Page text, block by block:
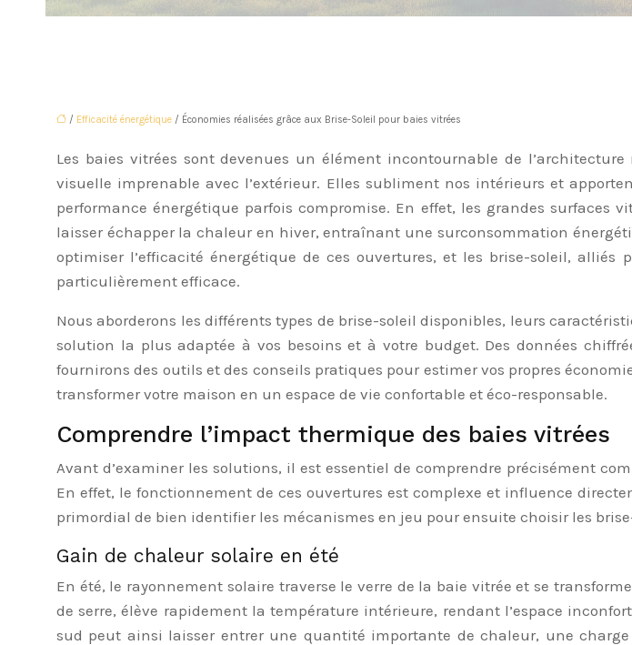
/ Efficacité énergétique / Économies réalisées grâce aux Brise-Soleil pour baies vitrées
Les baies vitrées sont devenues un élément incontournable de
visuelle imprenable avec l’extérieur. Elles subliment nos intérieurs et
performance énergétique parfois compromise. En effet, les grandes
laisser échapper la chaleur en hiver, entraînant une surconsommation
optimiser l’efficacité énergétique de ces ouvertures, et les brise-soleil,
particulièrement efficace.
Nous aborderons les différents types de brise-soleil disponibles, leurs
solution la plus adaptée à vos besoins et à votre budget. Des données
fournirons des outils et des conseils pratiques pour estimer vos propres
transformer votre maison en un espace de vie confortable et éco-responsable.
Comprendre l’impact thermique des baies vitrées
Avant d’examiner les solutions, il est essentiel de comprendre précisément
En effet, le fonctionnement de ces ouvertures est complexe et influence
primordial de bien identifier les mécanismes en jeu pour ensuite choisir les
Gain de chaleur solaire en été
En été, le rayonnement solaire traverse le verre de la baie vitrée et se
de serre, élève rapidement la température intérieure, rendant l’espace
sud peut ainsi laisser entrer une quantité importante de chaleur, une